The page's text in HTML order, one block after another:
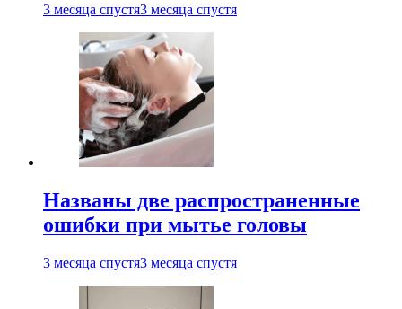
3 месяца спустя3 месяца спустя
Названы две распространенные
ошибки при мытье головы
3 месяца спустя3 месяца спустя